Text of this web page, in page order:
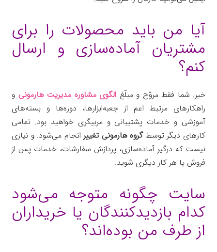
آیا من باید محصولات را برای
مشتریان آماده‌سازی و ارسال
کنم؟
خیر. شما فقط مروّج و مبلّغ الگوی مشاوره مدیریت هارمونی و
راهکارهای مرتبط اعم از جعبه‌ابزارها، دوره‌ها و بسته‌های
آموزشی و خدمات پشتیبانی و مربیگری خواهید بود. تمامی
کارهای دیگر توسطگروه هارمونی تغییرانجام می‌شود. و نیازی
نیست که درگیر آماده‌سازی، پردازش سفارشات، خدمات پس از
فروش یا هر کار دیگری شوید.
سایت چگونه متوجه می‌شود
کدام بازدیدکنندگان یا خریداران
از طرف من بوده‌اند؟